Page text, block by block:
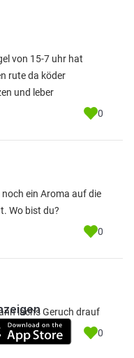
von 15-7 uhr hat
rute da köder
und leber
0
ein Aroma auf die
Wo bist du?
0
lachs Geruch drauf
0